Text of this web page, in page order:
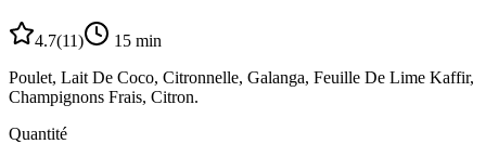
4.7(11) 15 min
Poulet, Lait De Coco, Citronnelle, Galanga, Feuille De Lime Kaffir,
Champignons Frais, Citron.
Quantité